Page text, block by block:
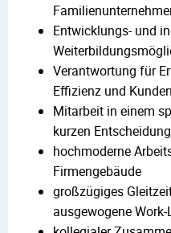
Entwicklungs- und
Verantwortung für
Effizienz und
Mitarbeit in einem
kurzen
hochmoderne
Firmengebäude
großzügiges
ausgewogene